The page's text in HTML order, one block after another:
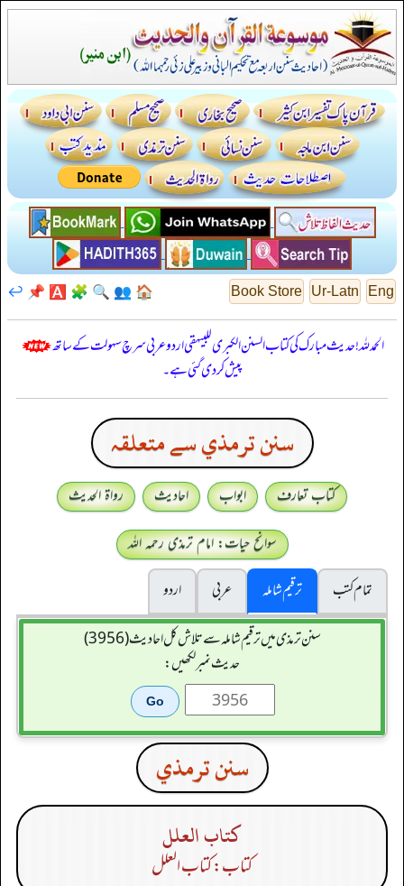
Eng
Ur-Latn
Book Store
🏠
👥
🔍
🧩
🅰️
📌
↩️
الحمدللہ! حدیث مبارک کی کتاب السنن الكبرى للبيهقي اردو عربی سرچ سہولت کے ساتھ
پیش کر دی گئی ہے۔
سنن ترمذي سے متعلقہ
کتاب تعارف ابواب احادیث
رواۃ الحدیث
سوانح حیات: امام ترمذی رحمہ اللہ
تمام کتب
ترقیم شاملہ عربی
اردو
سنن ترمذی میں ترقیم شاملہ سے تلاش کل احادیث (3956)
حدیث نمبر لکھیں:
سنن ترمذي
کتاب العلل
کتاب: کتاب العلل